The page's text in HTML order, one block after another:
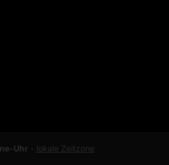
Uhr - lokale Zeitzone